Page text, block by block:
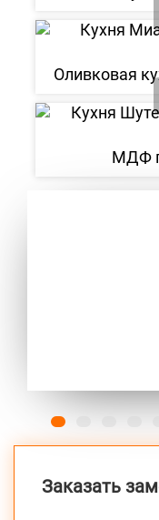
Оливковая
МДФ
Alvic Zenit
от 212 000
Заказать